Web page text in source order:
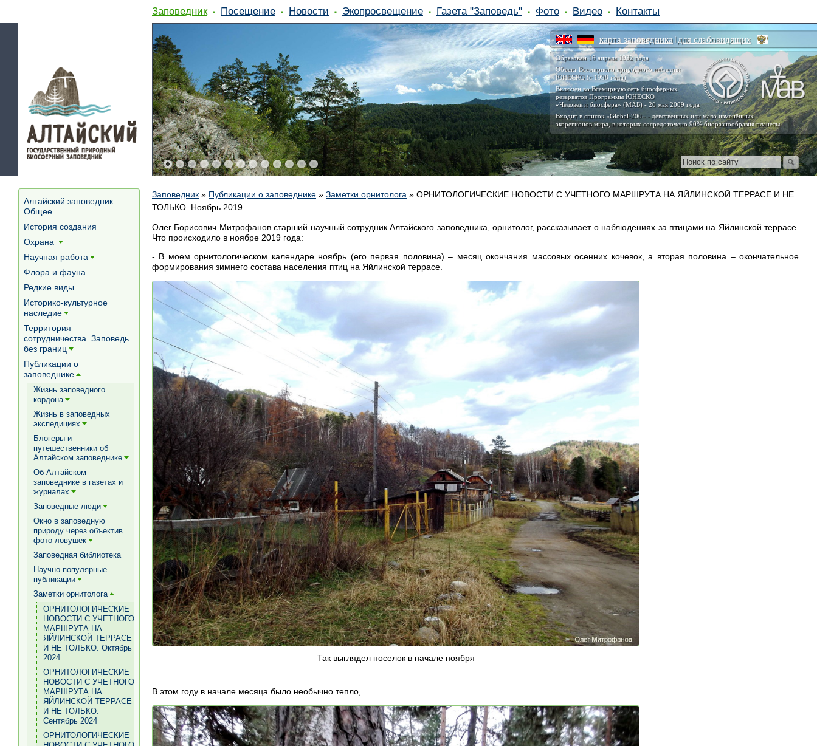
карта заповедника | для слабовидящих
Образован 16 апреля 1932 года
Объект Всемирного природного наследия
ЮНЕСКО (с 1998 года)
Включён во Всемирную сеть биосферных
резерватов Программы ЮНЕСКО
«Человек и биосфера» (МАБ) - 26 мая 2009 года
Входит в список «Global-200» - девственных или мало изменённых
экорегионов мира, в которых сосредоточено 90% биоразнообразия планеты
Заповедник Посещение Новости Экопросвещение Газета "Заповедь" Фото Видео Контакты
Заповедник » Публикации о заповеднике » Заметки орнитолога » ОРНИТОЛОГИЧЕСКИЕ НОВОСТИ С УЧЕТНОГО МАРШРУТА НА ЯЙЛИНСКОЙ ТЕРРАСЕ И НЕ
ТОЛЬКО. Ноябрь 2019
Олег Борисович Митрофанов старший научный сотрудник Алтайского заповедника, орнитолог, рассказывает о наблюдениях за птицами на Яйлинской террасе.
Что происходило в ноябре 2019 года:
- В моем орнитологическом календаре ноябрь (его первая половина) – месяц окончания массовых осенних кочевок, а вторая половина – окончательное
формирования зимнего состава населения птиц на Яйлинской террасе.
Так выглядел поселок в начале ноября
В этом году в начале месяца было необычно тепло,
Алтайский заповедник.
Общее
История создания
Охрана
Научная работа
Флора и фауна
Редкие виды
Историко-культурное
наследие
Территория
сотрудничества. Заповедь
без границ
Публикации о
заповеднике [+]
Жизнь заповедного
кордона
Жизнь в заповедных
экспедициях
Блогеры и
путешественники об
Алтайском заповеднике
Об Алтайском
заповеднике в газетах и
журналах
Заповедные люди
Окно в заповедную
природу через объектив
фото ловушек
Заповедная библиотека
Научно-популярные
публикации
Заметки орнитолога [+]
ОРНИТОЛОГИЧЕСКИЕ
НОВОСТИ С УЧЕТНОГО
МАРШРУТА НА
ЯЙЛИНСКОЙ ТЕРРАСЕ
И НЕ ТОЛЬКО. Октябрь
2024
ОРНИТОЛОГИЧЕСКИЕ
НОВОСТИ С УЧЕТНОГО
МАРШРУТА НА
ЯЙЛИНСКОЙ ТЕРРАСЕ
И НЕ ТОЛЬКО.
Сентябрь 2024
ОРНИТОЛОГИЧЕСКИЕ